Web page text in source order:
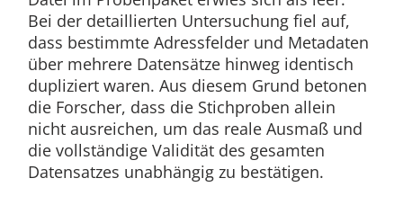
Bei der detaillierten Untersuchung fiel auf,
dass bestimmte Adressfelder und Metadaten
über mehrere Datensätze hinweg identisch
dupliziert waren. Aus diesem Grund betonen
die Forscher, dass die Stichproben allein
nicht ausreichen, um das reale Ausmaß und
die vollständige Validität des gesamten
Datensatzes unabhängig zu bestätigen.